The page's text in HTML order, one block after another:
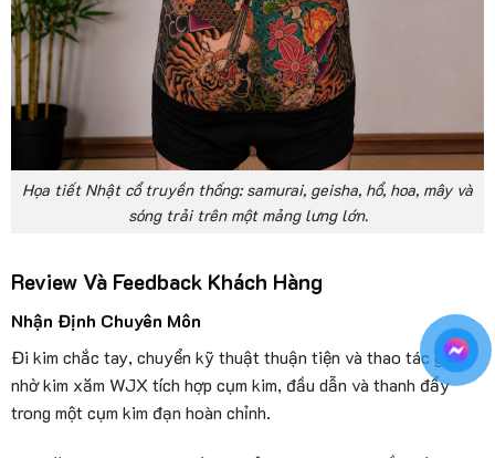
Họa tiết Nhật cổ truyền thống: samurai, geisha, hổ, hoa, mây và
sóng trải trên một mảng lưng lớn.
Review Và Feedback Khách Hàng
Nhận Định Chuyên Môn
Đi kim chắc tay, chuyển kỹ thuật thuận tiện và thao tác gọn
nhờ kim xăm WJX tích hợp cụm kim, đầu dẫn và thanh đẩy
trong một cụm kim đạn hoàn chỉnh.